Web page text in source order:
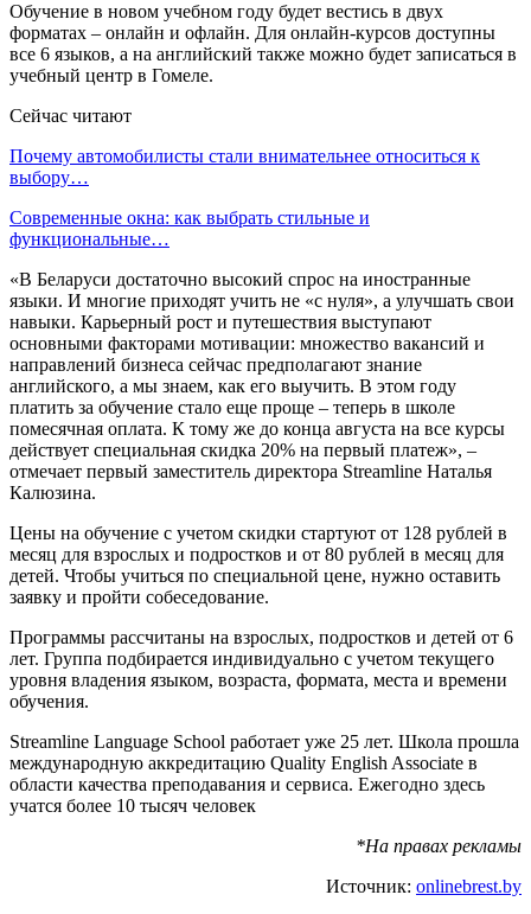
Обучение в новом учебном году будет вестись в двух
форматах – онлайн и офлайн. Для онлайн-курсов доступны
все 6 языков, а на английский также можно будет записаться в
учебный центр в Гомеле.
Сейчас читают
Почему автомобилисты стали внимательнее относиться к
выбору…
Современные окна: как выбрать стильные и
функциональные…
«В Беларуси достаточно высокий спрос на иностранные
языки. И многие приходят учить не «с нуля», а улучшать свои
навыки. Карьерный рост и путешествия выступают
основными факторами мотивации: множество вакансий и
направлений бизнеса сейчас предполагают знание
английского, а мы знаем, как его выучить. В этом году
платить за обучение стало еще проще – теперь в школе
помесячная оплата. К тому же до конца августа на все курсы
действует специальная скидка 20% на первый платеж», –
отмечает первый заместитель директора Streamline Наталья
Калюзина.
Цены на обучение с учетом скидки стартуют от 128 рублей в
месяц для взрослых и подростков и от 80 рублей в месяц для
детей. Чтобы учиться по специальной цене, нужно оставить
заявку и пройти собеседование.
Программы рассчитаны на взрослых, подростков и детей от 6
лет. Группа подбирается индивидуально с учетом текущего
уровня владения языком, возраста, формата, места и времени
обучения.
Streamline Language School работает уже 25 лет. Школа прошла
международную аккредитацию Quality English Associate в
области качества преподавания и сервиса. Ежегодно здесь
учатся более 10 тысяч человек
*На правах рекламы
Источник: onlinebrest.by